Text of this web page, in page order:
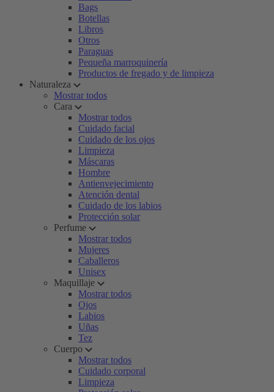
Bags
Botellas
Libros
Otros
Paraguas
Pequeña marroquinería
Productos de fregado y de limpieza
Naturaleza
Mostrar todos
Cara
Mostrar todos
Cuidado facial
Cuidado de los ojos
Limpieza
Máscaras
Hombre
Antienvejecimiento
Atención dental
Cuidado de los labios
Protección solar
Perfume
Mostrar todos
Mujeres
Caballeros
Unisex
Maquillaje
Mostrar todos
Ojos
Labios
Uñas
Tez
Cuerpo
Mostrar todos
Cuidado corporal
Limpieza